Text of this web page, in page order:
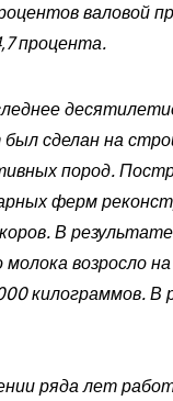
валовой
процента.
сделан на
пород.
ферм
В
возросло
килограммов.
ряда лет